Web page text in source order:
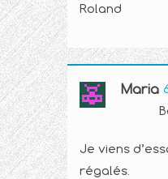
Roland
Maria
Je viens
régalés.